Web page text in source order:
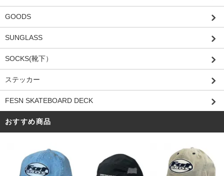
GOODS
SUNGLASS
SOCKS(靴下）
ステッカー
FESN SKATEBOARD DECK
おすすめ商品